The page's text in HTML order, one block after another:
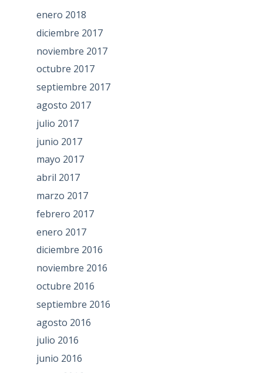
enero 2018
diciembre 2017
noviembre 2017
octubre 2017
septiembre 2017
agosto 2017
julio 2017
junio 2017
mayo 2017
abril 2017
marzo 2017
febrero 2017
enero 2017
diciembre 2016
noviembre 2016
octubre 2016
septiembre 2016
agosto 2016
julio 2016
junio 2016